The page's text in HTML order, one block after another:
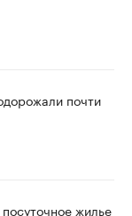
почти
жилье